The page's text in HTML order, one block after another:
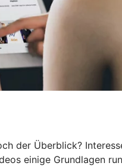
der Überblick?
einige Grundlagen